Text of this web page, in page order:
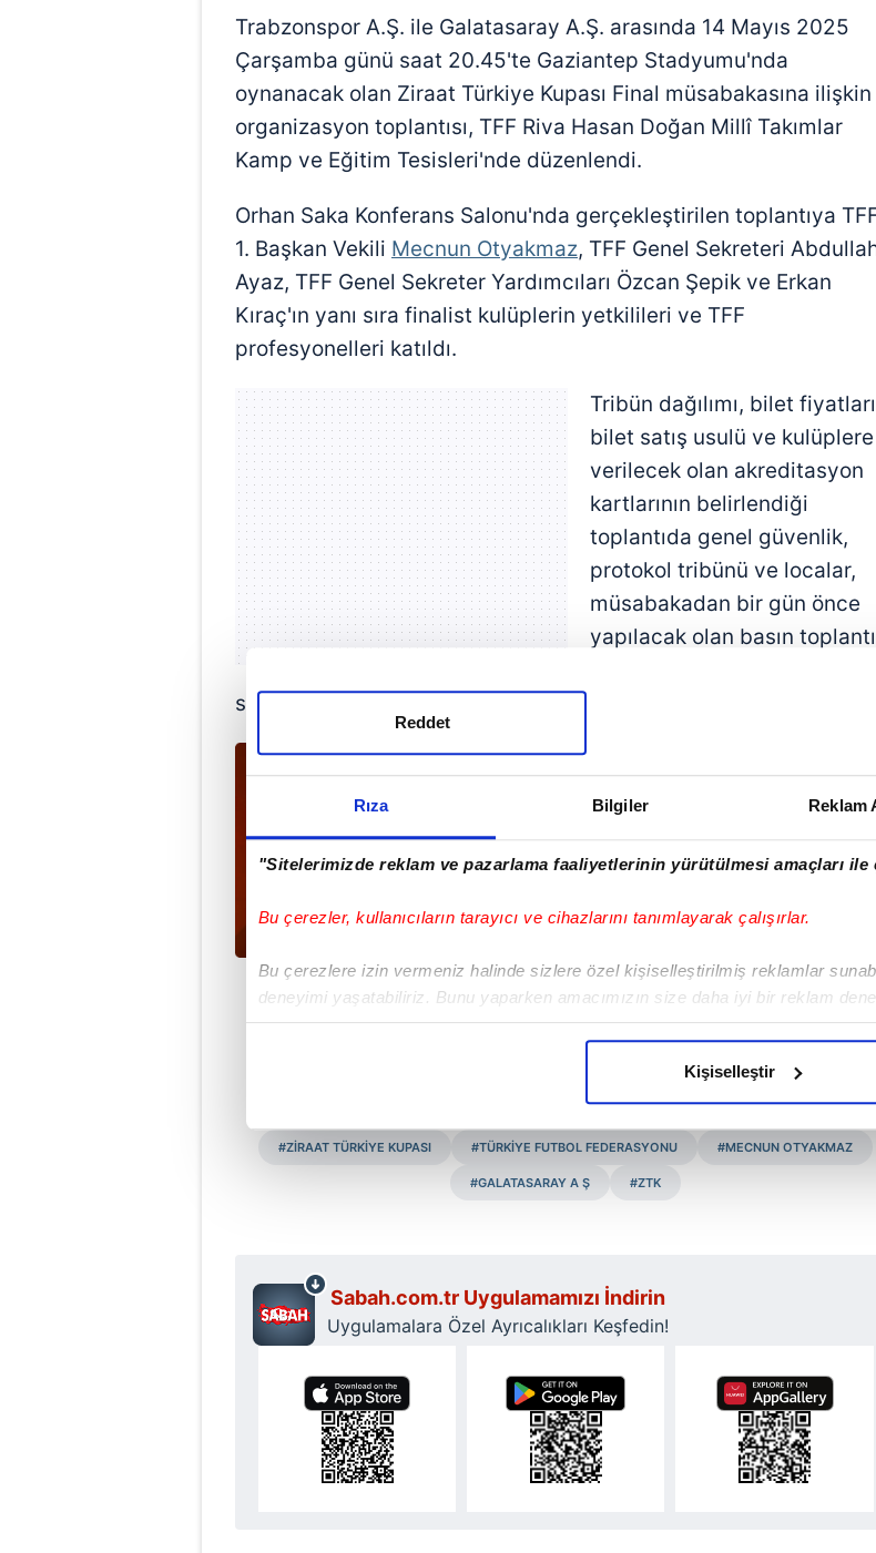
Rıza Bilgiler Reklam
"Sitelerimizde reklam ve pazarlama faaliyetlerinin yürütülmesi amaçları ile
Bu çerezler, kullanıcıların tarayıcı ve cihazlarını tanımlayarak çalışırlar.
Bu çerezlere izin vermeniz halinde sizlere özel kişiselleştirilmiş reklamlar
deneyimi yaşatabiliriz. Bunu yaparken amacımızın size daha iyi bir reklam
içerikleri sunabilmek adına elimizden gelen çabayı gösterdiğimizi ve bu
noktasında tek gelir kalemimiz olduğunu sizlere hatırlatmak isteriz.
Her halükârda, kullanıcılar, bu çerezlere izin vermedikleri takdirde,
Sizlere daha iyi bir hizmet sunabilmek için İnternet Sitemizde kendimize ve
çerezler vasıtasıyla çeşitli kişisel verileriniz işlenmekte olup gerekli olan
Çerezlere ilişkin tercihlerinizi aşağıda yer alan panel vasıtasıyla
butonuna tıklayabilir,
Çerez Bilgilendirme Metnimizi
mevzuata uygun olarak kullanılan çerezlerle ilgili bilgi almak için lütfentıklayınız
Reddet
Kişiselleştir
Trabzonspor A.Ş. ile Galatasaray A.Ş. arasında 14 Mayıs 2025
Çarşamba günü saat 20.45'te Gaziantep Stadyumu'nda
oynanacak olan Ziraat Türkiye Kupası Final müsabakasına ilişkin
organizasyon toplantısı, TFF Riva Hasan Doğan Millî Takımlar
Kamp ve Eğitim Tesisleri'nde düzenlendi.
Orhan Saka Konferans Salonu'nda gerçekleştirilen toplantıya
1. Başkan Vekili Mecnun Otyakmaz, TFF Genel Sekreteri
Ayaz, TFF Genel Sekreter Yardımcıları Özcan Şepik ve Erkan
Kıraç'ın yanı sıra finalist kulüplerin yetkilileri ve TFF
profesyonelleri katıldı.
Tribün dağılımı, bilet
bilet satış usulü ve kulüplere
verilecek olan akreditasyon
kartlarının belirlendiği
toplantıda genel güvenlik,
protokol tribünü ve localar,
müsabakadan bir gün önce
yapılacak olan basın
seremonisine dair önemli konu başlıkları görüşüldü.
#ZİRAAT TÜRKİYE KUPASI #TÜRKİYE FUTBOL FEDERASYONU #MECNUN OTYAKMAZ
#GALATASARAY A Ş #ZTK
Sabah.com.tr Uygulamamızı İndirin
Uygulamalara Özel Ayrıcalıkları Keşfedin!